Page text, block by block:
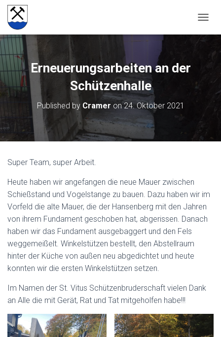
Erneuerungsarbeiten an der
Schützenhalle
Published by Cramer on24. Oktober 2021
Super Team, super Arbeit.
Heute haben wir angefangen die neue Mauer zwischen
Schießstand und Vogelstange zu bauen. Dazu haben wir im
Vorfeld die alte Mauer, die der Hansenberg mit den Jahren
von ihrem Fundament geschoben hat, abgerissen. Danach
haben wir das Fundament ausgebaggert und den Fels
weggemeißelt. Winkelstützen bestellt, den Abstellraum
hinter der Küche von außen neu abgedichtet und heute
konnten wir die ersten Winkelstützen setzen.
Im Namen der St. Vitus Schützenbruderschaft vielen Dank
an Alle die mit Gerät, Rat und Tat mitgeholfen habe!!!